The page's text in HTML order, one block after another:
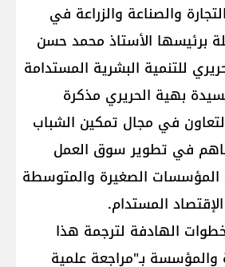
والصناعة والزراعة في
برئيسها الأستاذ محمد حسن
للتنمية البشرية المستدامة
بهية الحريري مذكرة
في مجال تمكين الشباب
في تطوير سوق العمل
المؤسسات الصغيرة والمتوسطة
المستدام.
الهادفة لترجمة هذا
والمؤسسة بـ"مراجعة علمية